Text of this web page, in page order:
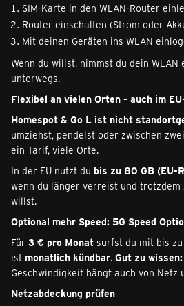
SIM-Karte in den WLAN-Router
Router einschalten (Strom oder
Mit deinen Geräten ins WLAN
Wenn du willst, nimmst du dein WLAN
unterwegs.
Flexibel an vielen Orten – auch im
Homespot & Go L ist nicht
umziehst, pendelst oder zwischen
ein Tarif, viele Orte.
In der EU nutzt du bis zu 80 GB (EU-
wenn du länger verreist und
willst.
Optional mehr Speed: 5G Speed
Für 3 € pro Monat surfst du mit bis zu
ist monatlich kündbar. Gut zu wissen:
Geschwindigkeit hängt auch von Netz
Netzabdeckung prüfen